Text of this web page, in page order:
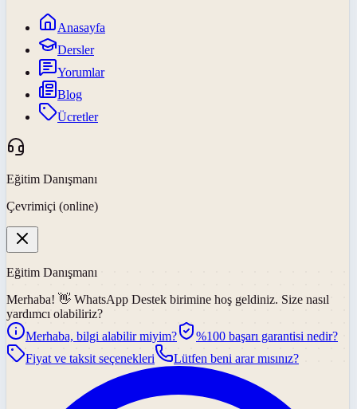
Anasayfa
Dersler
Yorumlar
Blog
Ücretler
Eğitim Danışmanı
Çevrimiçi (online)
Eğitim Danışmanı
Merhaba! 👋 WhatsApp Destek birimine hoş geldiniz. Size nasıl
yardımcı olabiliriz?
Merhaba, bilgi alabilir miyim?
%100 başarı garantisi nedir?
Fiyat ve taksit seçenekleri
Lütfen beni arar mısınız?